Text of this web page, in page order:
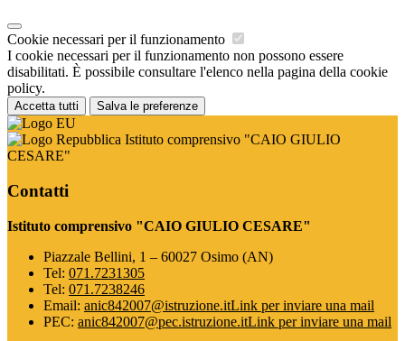
Cookie necessari per il funzionamento
I cookie necessari per il funzionamento non possono essere
disabilitati. È possibile consultare l'elenco nella pagina della cookie
policy.
Accetta tutti Salva le preferenze
Istituto comprensivo "CAIO GIULIO
CESARE"
Contatti
Istituto comprensivo "CAIO GIULIO CESARE"
Piazzale Bellini, 1 – 60027 Osimo (AN)
Tel: 071.7231305
Tel: 071.7238246
Email: anic842007@istruzione.itLink per inviare una mail
PEC: anic842007@pec.istruzione.itLink per inviare una mail